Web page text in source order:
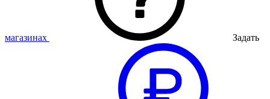
магазинах Задать